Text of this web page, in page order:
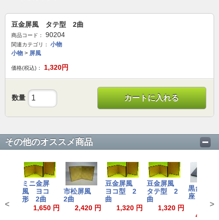
豆金屏風 タテ型 2曲
商品コード： 90204
関連カテゴリ：
小物
小物 > 屏風
価格(税込)： 1,320円
数量 カートに入れる
その他のオススメ商品
ミニ金屏
風 ヨコ
形 2曲
1,650 円
市松屏風
2曲
2,420 円
豆金屏風
ヨコ型 2
曲
1,320 円
豆金屏風
タテ型 2
曲
1,320 円
黒台
座 厚口
440～
< >